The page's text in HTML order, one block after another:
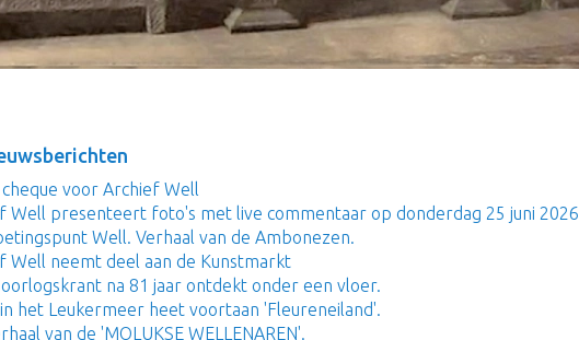
voor Archief Well
Well presenteert foto's met live commentaar op donderdag 25 juni 2026
Well. Verhaal van de Ambonezen.
Well neemt deel aan de Kunstmarkt
na 81 jaar ontdekt onder een vloer.
in het Leukermeer heet voortaan 'Fleureneiland'.
van de 'MOLUKSE WELLENAREN'.